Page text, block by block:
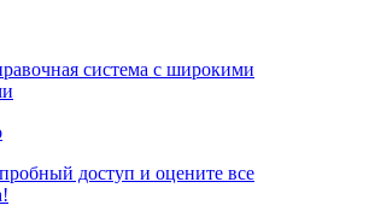
система с широкими
доступ и оцените все